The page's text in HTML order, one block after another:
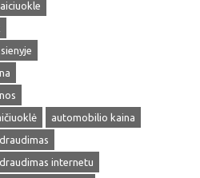
automobilio kaina
internetu